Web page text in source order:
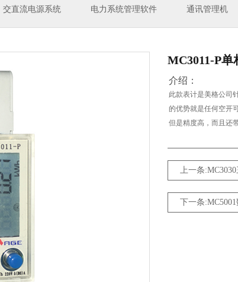
交直流电源系统 电力系统管理软件 通讯管理机
MC3011-P
介绍：
此款表计是美格公司
的优势就是任何空开
但是精度高，而且还
上一条
下一条